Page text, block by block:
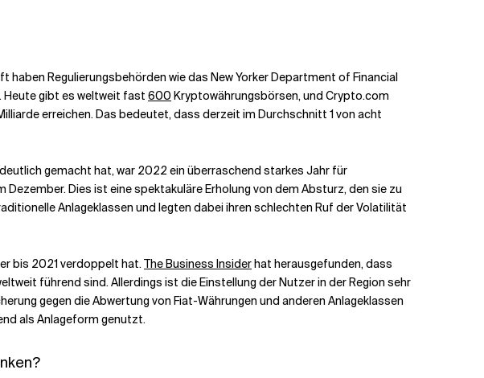
Regulierungsbehörden wie das New Yorker Department of Financial
Heute gibt es weltweit fast 600 Kryptowährungsbörsen, und Crypto.com
erreichen. Das bedeutet, dass derzeit im Durchschnitt 1 von acht
gemacht hat, war 2022 ein überraschend starkes Jahr für
Dies ist eine spektakuläre Erholung von dem Absturz, den sie zu
Anlageklassen und legten dabei ihren schlechten Ruf der Volatilität
bis 2021 verdoppelt hat.The Business Insiderhat herausgefunden, dass
führend sind. Allerdings ist die Einstellung der Nutzer in der Region sehr
gegen die Abwertung von Fiat-Währungen und anderen Anlageklassen
als Anlageform genutzt.